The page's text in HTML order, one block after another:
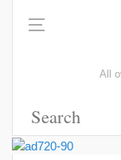
All